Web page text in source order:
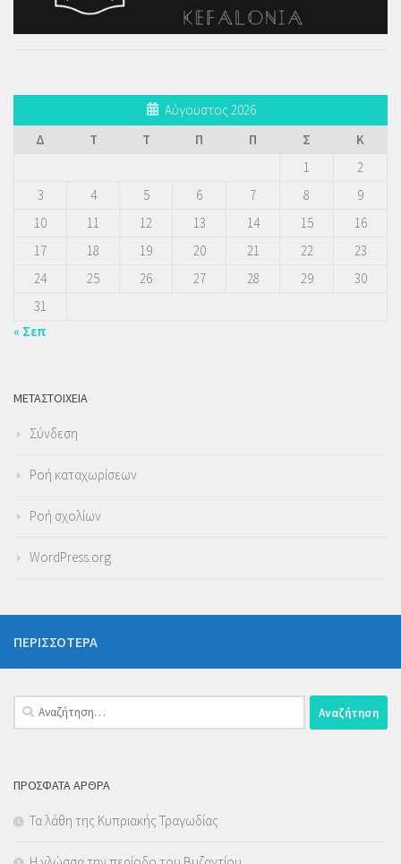
Αύγουστος 2026
Δ
Τ Τ Π Π Σ
Κ
1
2
3
4 5 6 7 8
9
10
11 12 13 14 15
16
17
18 19 20 21 22
23
24
25 26 27 28 29
30
31
« Σεπ
ΜΕΤΑΣΤΟΙΧΕΊΑ
Σύνδεση
Ροή καταχωρίσεων
Ροή σχολίων
WordPress.org
ΠΕΡΙΣΣΌΤΕΡΑ
Αναζήτηση
για:
ΠΡΌΣΦΑΤΑ ΆΡΘΡΑ
Τα λάθη της Κυπριακής Τραγωδίας